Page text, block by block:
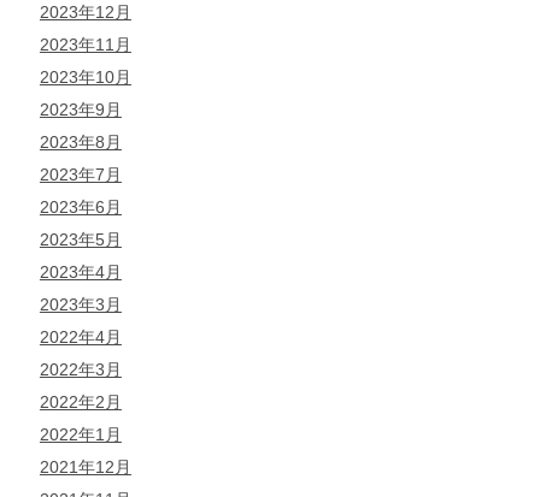
2023年12月
2023年11月
2023年10月
2023年9月
2023年8月
2023年7月
2023年6月
2023年5月
2023年4月
2023年3月
2022年4月
2022年3月
2022年2月
2022年1月
2021年12月